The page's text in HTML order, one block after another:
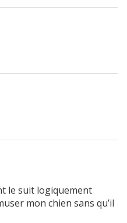
le suit logiquement
mon chien sans qu’il